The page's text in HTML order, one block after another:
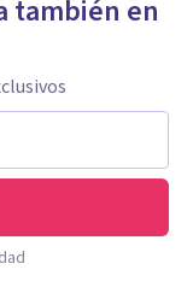
también en